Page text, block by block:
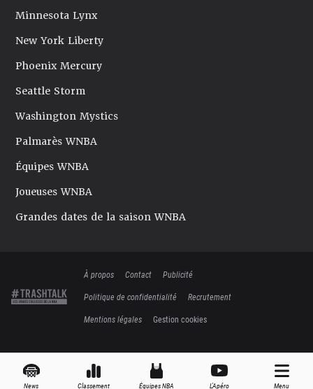
News Classement Équipes NBA L'Apéro Menu
Minnesota Lynx
New York Liberty
Phoenix Mercury
Seattle Storm
Washington Mystics
Palmarès WNBA
Équipes WNBA
Joueuses WNBA
Grandes dates de la saison WNBA
À propos Contact
Publicité
Politique de confidentialité
Recrutement
Mentions légales
Gestion cookies